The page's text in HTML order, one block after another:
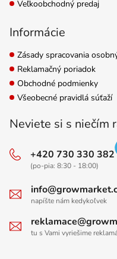
Veľkoobchodný predaj
Informácie
Zásady spracovania
Reklamačný poriadok
Obchodné podmienky
Všeobecné pravidlá súťaží
Neviete si s niečím
+420 730 330 382
(po-pia: 8:30 - 18:00)
napíšte nám kedykoľvek
tu s Vami vyriešime